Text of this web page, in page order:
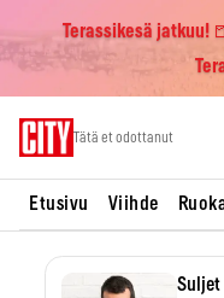
Terassikesä jatkuu!
Tätä et odottanut
Etusivu Viihde
Suljet